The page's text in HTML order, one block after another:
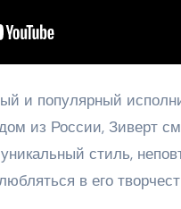
и популярный
из России, Зиверт
стиль,
в его